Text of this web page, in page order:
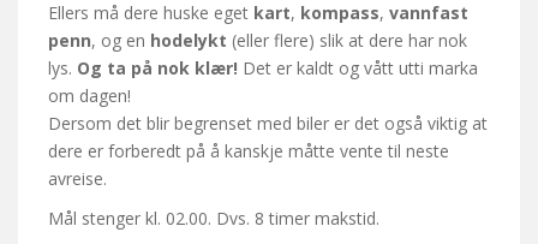
Ellers må dere huske eget kart, kompass, vannfast
penn, og en hodelykt (eller flere) slik at dere har nok
lys. Og ta på nok klær! Det er kaldt og vått utti marka
om dagen!
Dersom det blir begrenset med biler er det også viktig at
dere er forberedt på å kanskje måtte vente til neste
avreise.
Mål stenger kl. 02.00. Dvs. 8 timer makstid.